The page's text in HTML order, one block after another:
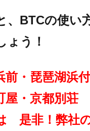
、BTCの使い
ょう！
前・琵琶湖浜
屋・京都別荘
是非！弊社